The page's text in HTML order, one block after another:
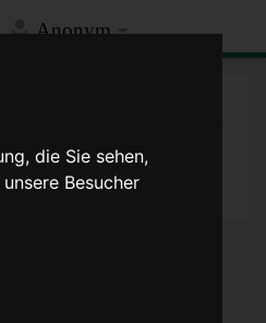
die Sie sehen,
Besucher
Anonym
Spezialseite
Druckversion